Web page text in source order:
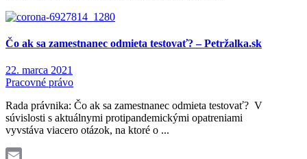
Čo ak sa zamestnanec odmieta testovať? – Petržalka.sk
22. marca 2021
Pracovné právo
Rada právnika: Čo ak sa zamestnanec odmieta testovať? V
súvislosti s aktuálnymi protipandemickými opatreniami
vyvstáva viacero otázok, na ktoré o ...